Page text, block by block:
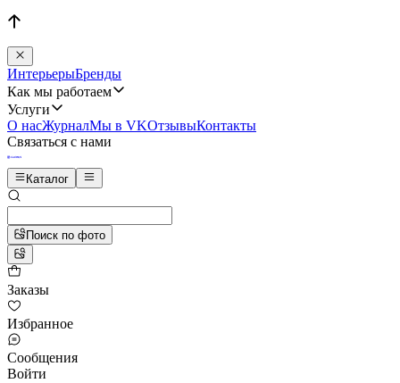
ИнтерьерыБренды
Как мы работаем
Услуги
О насЖурналМы в VKОтзывыКонтакты
Связаться с нами
Каталог
Поиск по фото
Заказы
Избранное
Сообщения
Войти